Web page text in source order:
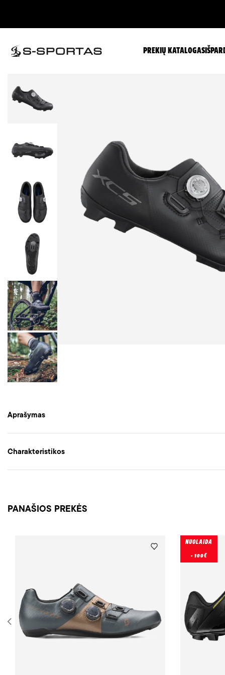
PREKIŲ KATALOGAS
Aprašymas
Charakteristikos
PANAŠIOS PREKĖS
NUOLAIDA
- 100€